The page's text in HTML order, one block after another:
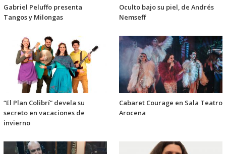
Gabriel Peluffo presenta
Tangos y Milongas
Oculto bajo su piel, de Andrés
Nemseff
“El Plan Colibrí” devela su
secreto en vacaciones de
invierno
Cabaret Courage en Sala Teatro
Arocena